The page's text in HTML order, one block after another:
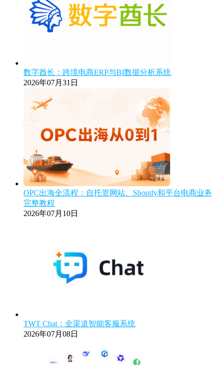
数字酋长：跨境电商ERP与BI数据分析系统
2026年07月31日
OPC出海全流程：自托管网站、Shopify和平台电商业务
完整教程
2026年07月10日
TWT Chat：全渠道智能客服系统
2026年07月08日